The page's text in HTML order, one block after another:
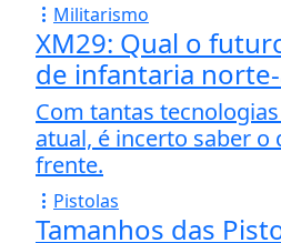
Militarismo
XM29: Qual o
de infantaria
Com tantas
atual, é incerto saber o
frente.
Pistolas
Tamanhos das